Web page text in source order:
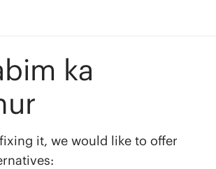
ka
it, we would like to offer